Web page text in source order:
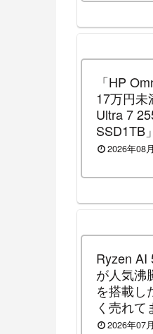
「HP
17万円未
Ultra 7
SSD1TB
トパソコ
中）
2026年08
Ryzen AI
が人気沸
を搭載し
く売れて
2026年07